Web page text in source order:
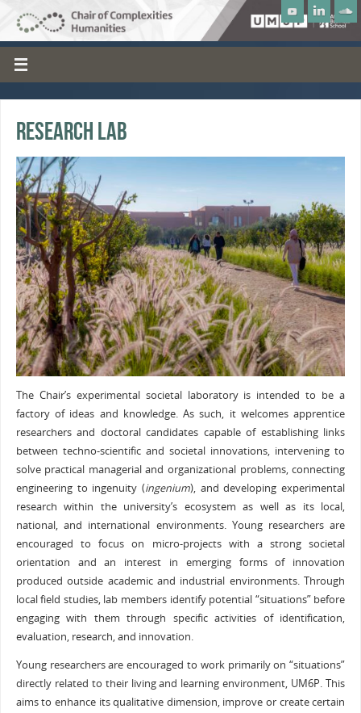
Research Lab
The Chair’s experimental societal laboratory is intended to be a
factory of ideas and knowledge. As such, it welcomes apprentice
researchers and doctoral candidates capable of establishing links
between techno-scientific and societal innovations, intervening to
solve practical managerial and organizational problems, connecting
engineering to ingenuity (ingenium), and developing experimental
research within the university’s ecosystem as well as its local,
national, and international environments. Young researchers are
encouraged to focus on micro-projects with a strong societal
orientation and an interest in emerging forms of innovation
produced outside academic and industrial environments. Through
local field studies, lab members identify potential “situations” before
engaging with them through specific activities of identification,
evaluation, research, and innovation.
Young researchers are encouraged to work primarily on “situations”
directly related to their living and learning environment, UM6P. This
aims to enhance its qualitative dimension, improve or create certain